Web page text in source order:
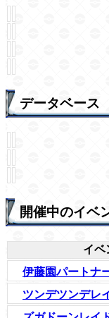
データベース
開催中のイベ
イベ
伊藤園パートナ
ツンデツンデレ